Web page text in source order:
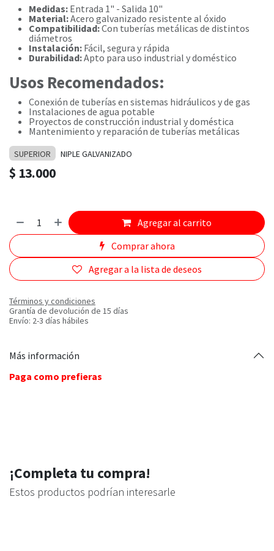
Medidas: Entrada 1" - Salida 10"
Material:Acero galvanizado resistente al óxido
Compatibilidad:Con tuberías metálicas de distintos
diámetros
Instalación: Fácil, segura y rápida
Durabilidad:Apto para uso industrial y doméstico
Usos Recomendados:
Conexión de tuberías en sistemas hidráulicos y de gas
Instalaciones de agua potable
Proyectos de construcción industrial y doméstica
Mantenimiento y reparación de tuberías metálicas
SUPERIOR NIPLE GALVANIZADO
$ 13.000
Agregar al carrito
Comprar ahora
Agregar a la lista de deseos
Términos y condiciones
Grantía de devolución de 15 días
Envío: 2-3 días hábiles
Más información
Paga como prefieras
¡Completa tu compra!
Estos productos podrían interesarle